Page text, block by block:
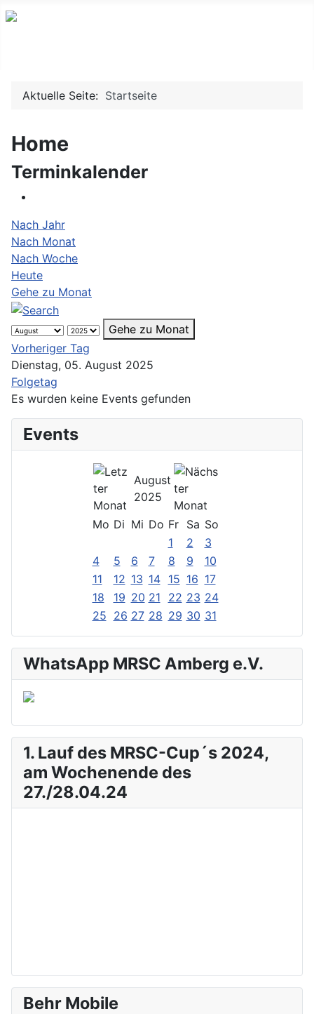
Aktuelle Seite: Startseite
Home
Terminkalender
Nach Jahr
Nach Monat
Nach Woche
Heute
Gehe zu Monat
Gehe zu Monat
Vorheriger Tag
Dienstag, 05. August 2025
Folgetag
Es wurden keine Events gefunden
Events
August
2025
Mo Di Mi Do Fr Sa So
1
2
3
4
5 6 7 8 9
10
11
12 13 14 15 16 17
18
19 20 21 22 23 24
25 26 27 28 29 30 31
WhatsApp MRSC Amberg e.V.
1. Lauf des MRSC-Cup´s 2024,
am Wochenende des
27./28.04.24
Behr Mobile